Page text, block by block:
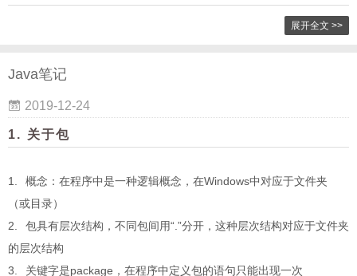
展开全文 >>
Java笔记
2019-12-24
1. 关于包
概念：在程序中是一种逻辑概念，在Windows中对应于文件夹
（或目录）
包具有层次结构，不同包间用“.”分开，这种层次结构对应于文件夹
的层次结构
关键字是package，在程序中定义包的语句只能出现一次